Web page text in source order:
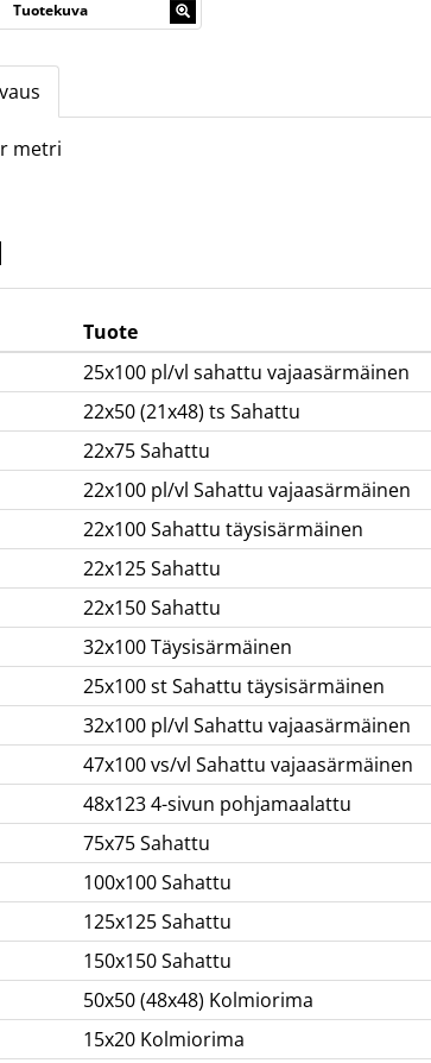
Tuotekuva
metri
Tuote
25x100 pl/vl sahattu vajaasärmäinen
22x50 (21x48) ts Sahattu
22x75 Sahattu
22x100 pl/vl Sahattu vajaasärmäinen
22x100 Sahattu täysisärmäinen
22x125 Sahattu
22x150 Sahattu
32x100 Täysisärmäinen
25x100 st Sahattu täysisärmäinen
32x100 pl/vl Sahattu vajaasärmäinen
47x100 vs/vl Sahattu vajaasärmäinen
48x123 4-sivun pohjamaalattu
75x75 Sahattu
100x100 Sahattu
125x125 Sahattu
150x150 Sahattu
50x50 (48x48) Kolmiorima
15x20 Kolmiorima